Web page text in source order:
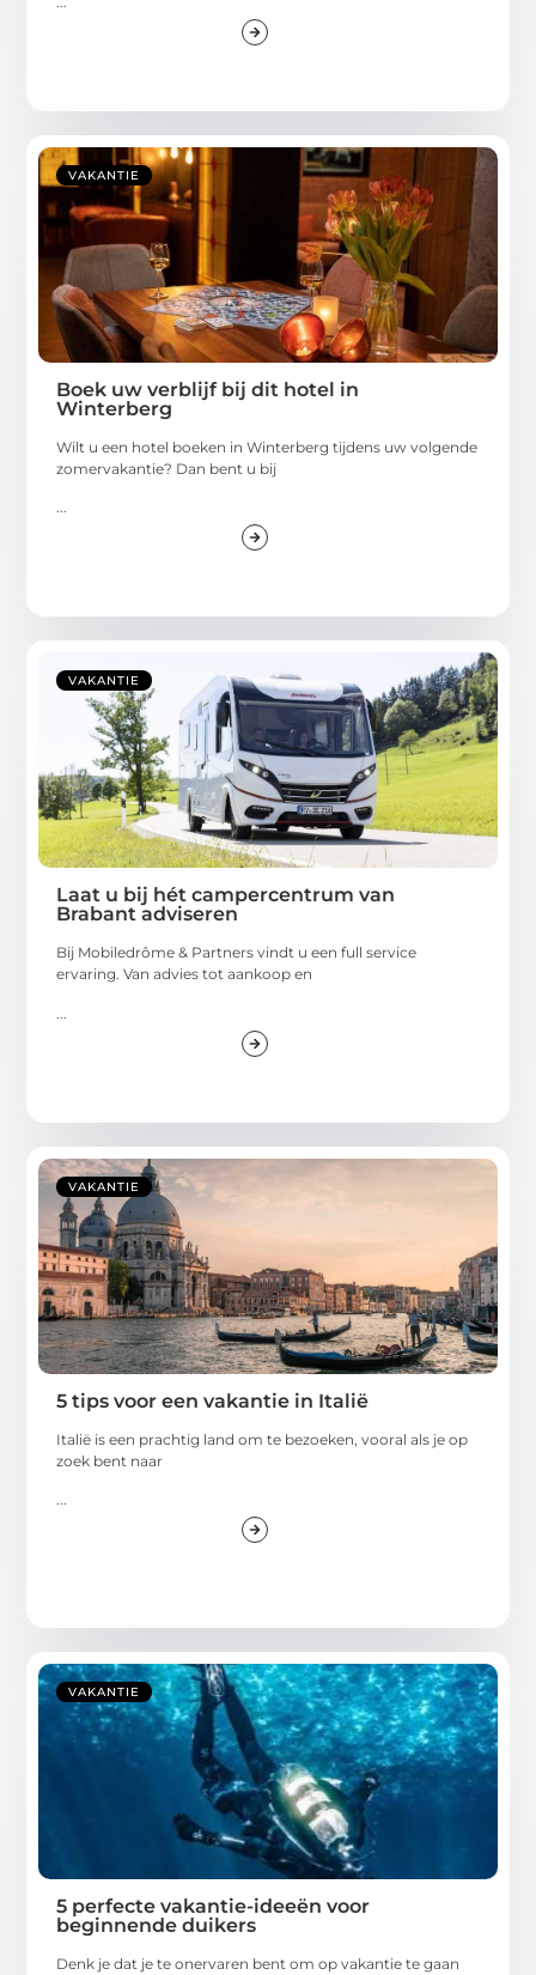
VAKANTIE
Boek uw verblijf bij dit hotel in
Winterberg
Wilt u een hotel boeken in Winterberg tijdens uw volgende
zomervakantie? Dan bent u bij
...
VAKANTIE
Laat u bij hét campercentrum van
Brabant adviseren
Bij Mobiledrôme & Partners vindt u een full service
ervaring. Van advies tot aankoop en
VAKANTIE
5 tips voor een vakantie in Italië
Italië is een prachtig land om te bezoeken, vooral als je op
zoek bent naar
...
VAKANTIE
5 perfecte vakantie-ideeën voor
beginnende duikers
Denk je dat je te onervaren bent om op vakantie te gaan